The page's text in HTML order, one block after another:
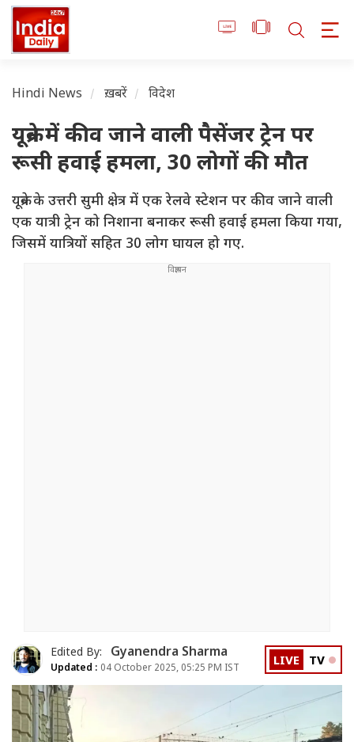
Hindi News ख़बरें विदेश
यूक्रेन में कीव जाने वाली पैसेंजर ट्रेन पर
रूसी हवाई हमला, 30 लोगों की मौत
यूक्रेन के उत्तरी सुमी क्षेत्र में एक रेलवे स्टेशन पर कीव जाने वाली
एक यात्री ट्रेन को निशाना बनाकर रूसी हवाई हमला किया गया,
जिसमें यात्रियों सहित 30 लोग घायल हो गए.
Edited By: Gyanendra Sharma
Updated : 04 October 2025, 05:25 PM IST LIVE TV